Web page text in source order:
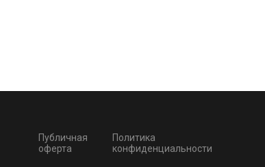
Публичная
оферта
Политика
конфиденциальности